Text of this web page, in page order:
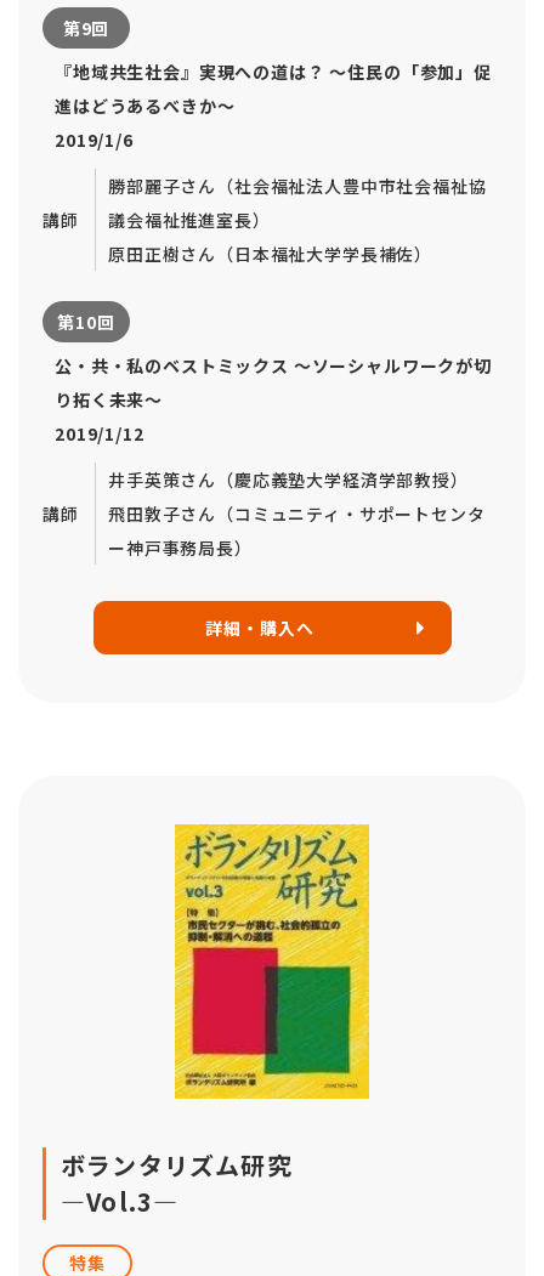
第9回
『地域共生社会』実現への道は？ ～住民の「参加」促
進はどうあるべきか～
2019/1/6
講師
勝部麗子さん（社会福祉法人豊中市社会福祉協
議会福祉推進室長）
原田正樹さん（日本福祉大学学長補佐）
第10回
公・共・私のベストミックス ～ソーシャルワークが切
り拓く未来～
2019/1/12
講師
井手英策さん（慶応義塾大学経済学部教授）
飛田敦子さん（コミュニティ・サポートセンタ
ー神戸事務局長）
詳細・購入へ
ボランタリズム研究
―Vol.3―
特集